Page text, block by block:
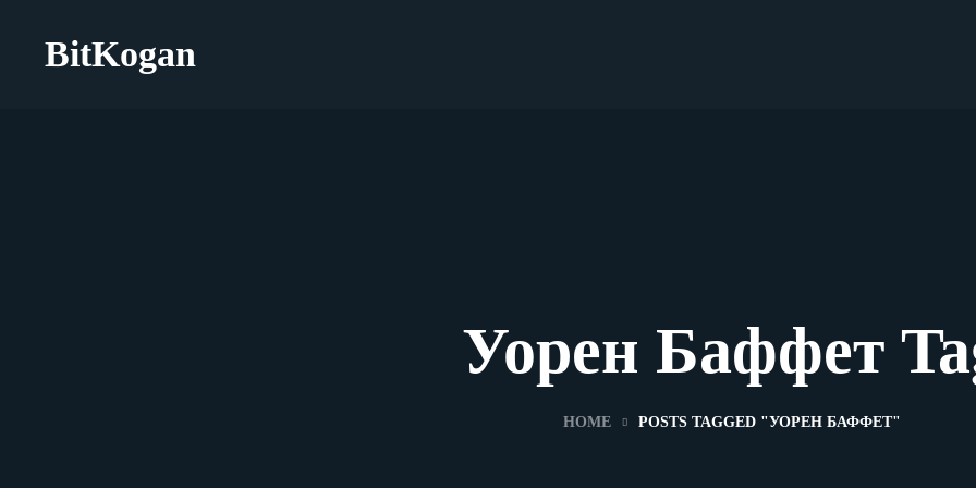
BitKogan
Уорен Баффет
HOME POSTS TAGGED "УОРЕН БАФФЕТ"